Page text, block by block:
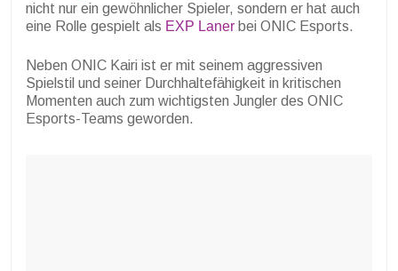
nicht nur ein gewöhnlicher Spieler, sondern er hat auch
eine Rolle gespielt als EXP Laner bei ONIC Esports.
Neben ONIC Kairi ist er mit seinem aggressiven
Spielstil und seiner Durchhaltefähigkeit in kritischen
Momenten auch zum wichtigsten Jungler des ONIC
Esports-Teams geworden.